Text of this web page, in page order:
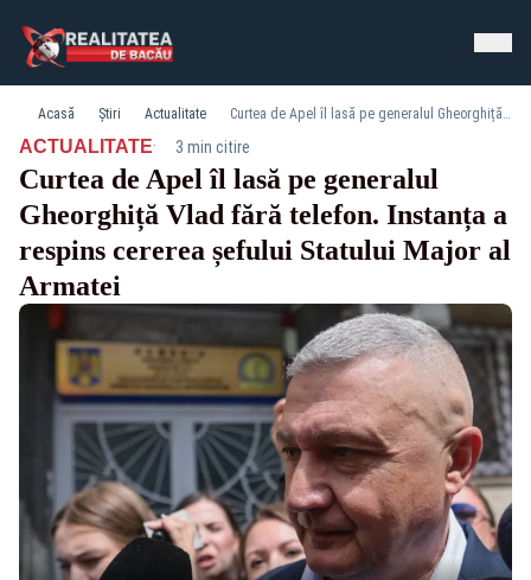
Acasă Știri Actualitate Curtea de Apel îl lasă pe generalul Gheorghiță Vlad fără telefon. Instanța a respins cererea șefului Statului Major al Armatei
ACTUALITATE· 3 min citire
Curtea de Apel îl lasă pe generalul
Gheorghiță Vlad fără telefon. Instanța a
respins cererea șefului Statului Major al
Armatei